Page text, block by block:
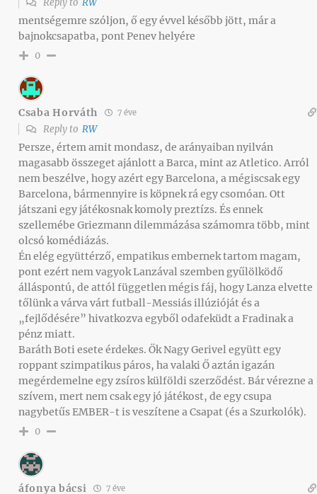
Reply to RW
mentségemre szóljon, ő egy évvel később jött, már a
bajnokcsapatba, pont Penev helyére
0
Csaba Horváth 7 éve
Reply to RW
Persze, értem amit mondasz, de arányaiban nyilván
magasabb összeget ajánlott a Barca, mint az Atletico. Arról
nem beszélve, hogy azért egy Barcelona, a mégiscsak egy
Barcelona, bármennyire is köpnek rá egy csomóan. Ott
játszani egy játékosnak komoly preztízs. És ennek
szellemébe Griezmann dilemmázása számomra több, mint
olcsó komédiázás.
Én elég együttérző, empatikus embernek tartom magam,
pont ezért nem vagyok Lanzával szemben gyűlölködő
álláspontú, de attól független mégis fáj, hogy Lanza elvette
tőlünk a várva várt futball-Messiás illúzióját és a
„fejlődésére” hivatkozva egyből odafeküdt a Fradinak a
pénz miatt.
Baráth Boti esete érdekes. Ők Nagy Gerivel együtt egy
roppant szimpatikus páros, ha valaki Ő aztán igazán
megérdemelne egy zsíros külföldi szerződést. Bár vérezne a
szívem, mert nem csak egy jó játékost, de egy csupa
nagybetűs EMBER-t is veszítene a Csapat (és a Szurkolók).
0
áfonya bácsi 7 éve